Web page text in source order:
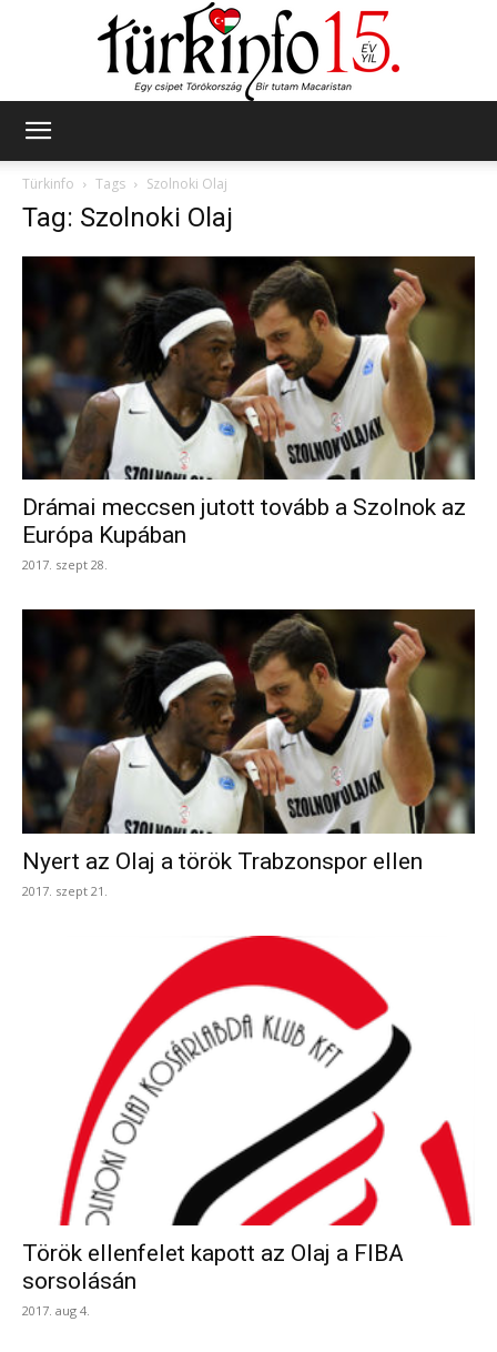
Türkinfo
Tags Szolnoki Olaj
Tag: Szolnoki Olaj
Drámai meccsen jutott tovább a Szolnok az
Európa Kupában
2017. szept 28.
Nyert az Olaj a török Trabzonspor ellen
2017. szept 21.
Török ellenfelet kapott az Olaj a FIBA
sorsolásán
2017. aug 4.